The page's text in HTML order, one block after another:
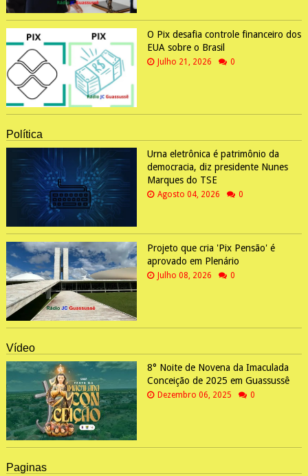
O Pix desafia controle financeiro dos
EUA sobre o Brasil
Julho 21, 2026 0
Política
Urna eletrônica é patrimônio da
democracia, diz presidente Nunes
Marques do TSE
Agosto 04, 2026 0
Projeto que cria 'Pix Pensão' é
aprovado em Plenário
Julho 08, 2026 0
Vídeo
8° Noite de Novena da Imaculada
Conceição de 2025 em Guassussê
Dezembro 06, 2025 0
Paginas